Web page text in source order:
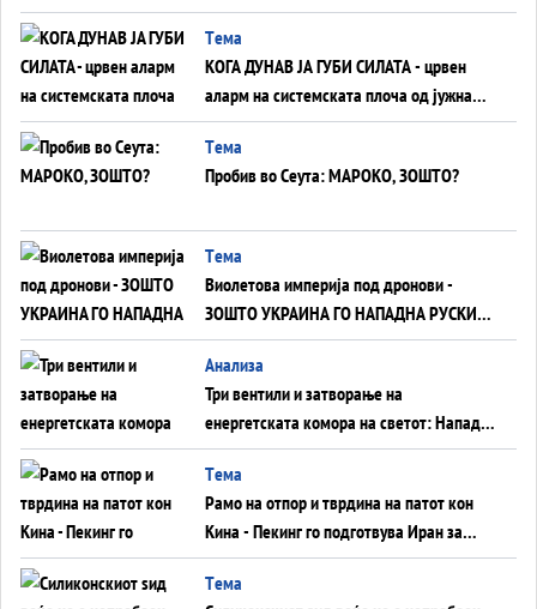
ВНУЦИ ДА ГИ ЗАМЕНАТ
Tема
КОГА ДУНАВ ЈА ГУБИ СИЛАТА - црвен
аларм на системската плоча од јужна
Германија до Црното Море...
Tема
Пробив во Сеута: МАРОКО, ЗОШТО?
Tема
Виолетова империја под дронови -
ЗОШТО УКРАИНА ГО НАПАДНА РУСКИОТ
WILDBERRIES
Aнализа
Три вентили и затворање на
енергетската комора на светот: Нападот
во Суец најавува глобален енергетски
инфаркт?
Tема
Рамо на отпор и тврдина на патот кон
Кина - Пекинг го подготвува Иран за
американска копнена инвазија
Tема